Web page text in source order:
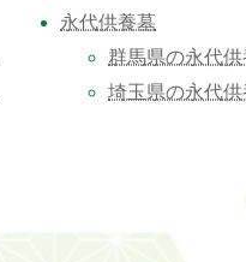
永代供養墓
群馬県の永代供
埼玉県の永代供